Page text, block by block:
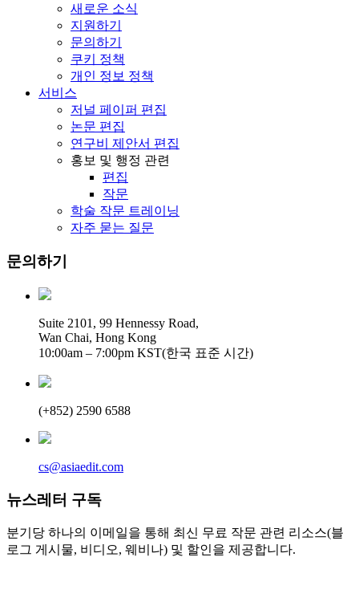
새로운 소식
지원하기
문의하기
쿠키 정책
개인 정보 정책
서비스
저널 페이퍼 편집
논문 편집
연구비 제안서 편집
홍보 및 행정 관련
편집
작문
학술 작문 트레이닝
자주 묻는 질문
문의하기
Suite 2101, 99 Hennessy Road,
Wan Chai, Hong Kong
10:00am – 7:00pm KST(한국 표준 시간)
(+852) 2590 6588
cs@asiaedit.com
뉴스레터 구독
분기당 하나의 이메일을 통해 최신 무료 작문 관련 리소스(블
로그 게시물, 비디오, 웨비나) 및 할인을 제공합니다.